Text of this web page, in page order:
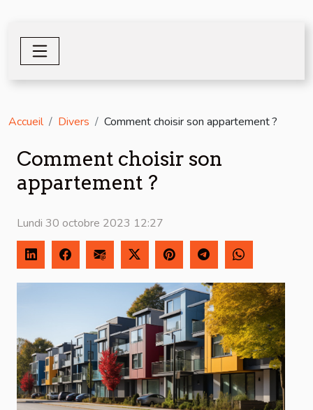
Accueil Divers Comment choisir son appartement ?
Comment choisir son
appartement ?
Lundi 30 octobre 2023 12:27